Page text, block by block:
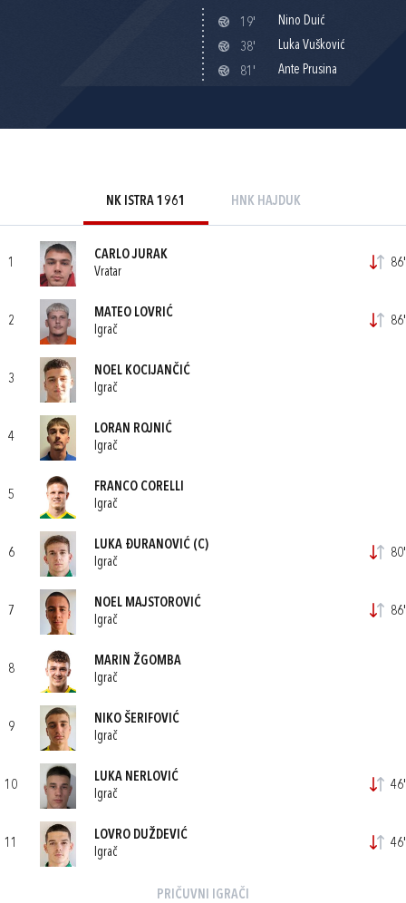
19'
Nino Duić
38'
Luka Vušković
81'
Ante Prusina
NK ISTRA 1961 HNK HAJDUK
1
CARLO JURAK
Vratar
86'
2
MATEO LOVRIĆ
Igrač
86'
3
NOEL KOCIJANČIĆ
Igrač
4
LORAN ROJNIĆ
Igrač
5
FRANCO CORELLI
Igrač
6
LUKA ĐURANOVIĆ (C)
Igrač
80'
7
NOEL MAJSTOROVIĆ
Igrač
86'
8
MARIN ŽGOMBA
Igrač
9
NIKO ŠERIFOVIĆ
Igrač
10
LUKA NERLOVIĆ
Igrač
46'
11
LOVRO DUŽDEVIĆ
Igrač
46'
PRIČUVNI IGRAČI